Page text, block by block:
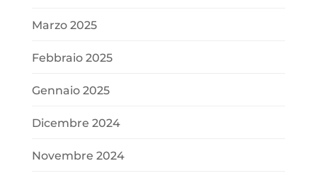
Marzo 2025
Febbraio 2025
Gennaio 2025
Dicembre 2024
Novembre 2024